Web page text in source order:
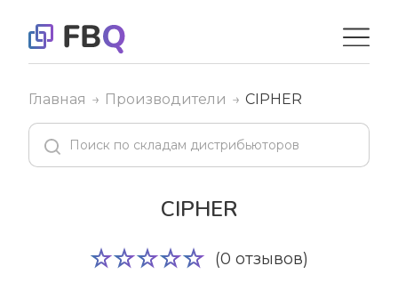
Главная Производители CIPHER
CIPHER
(0 отзывов)